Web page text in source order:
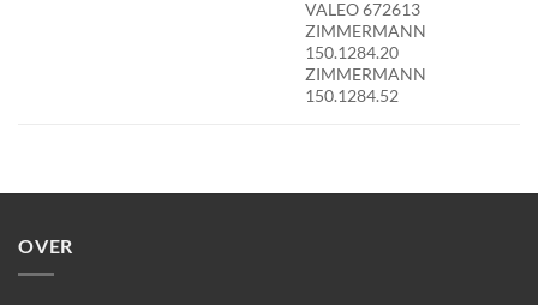
VALEO 672613
ZIMMERMANN
150.1284.20
ZIMMERMANN
150.1284.52
OVER